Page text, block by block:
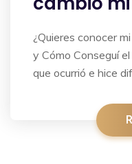
¿Quieres conocer
y Cómo Conseguí
que ocurrió e hice